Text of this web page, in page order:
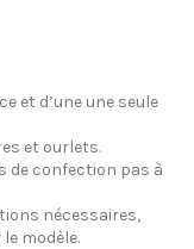
et d’une une seule
et ourlets.
de confection pas à
nécessaires,
modèle.